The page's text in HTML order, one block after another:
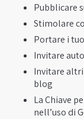
Pubblicare
Stimolare
Portare i
Invitare
Invitare
blog
La Chiave
nell’uso di